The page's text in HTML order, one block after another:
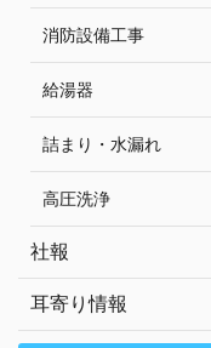
消防設備工事
給湯器
詰まり・水漏れ
高圧洗浄
社報
耳寄り情報